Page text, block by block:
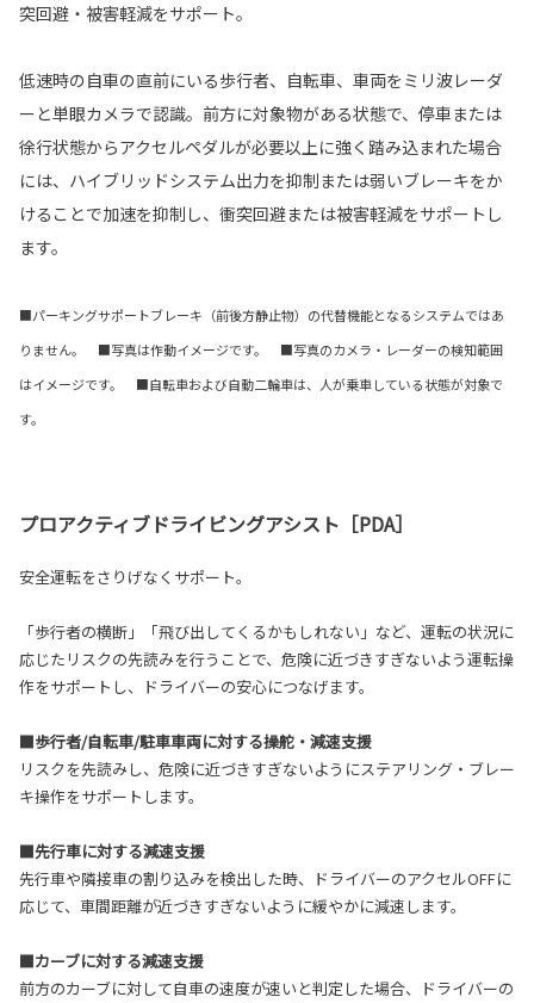
突回避・被害軽減をサポート。
低速時の自車の直前にいる歩行者、自転車、車両をミリ波レーダ
ーと単眼カメラで認識。前方に対象物がある状態で、停車または
徐行状態からアクセルペダルが必要以上に強く踏み込まれた場合
には、ハイブリッドシステム出力を抑制または弱いブレーキをか
けることで加速を抑制し、衝突回避または被害軽減をサポートし
ます。
■パーキングサポートブレーキ（前後方静止物）の代替機能となるシステムではあ
りません。 ■写真は作動イメージです。 ■写真のカメラ・レーダーの検知範囲
はイメージです。 ■自転車および自動二輪車は、人が乗車している状態が対象で
す。
プロアクティブドライビングアシスト［PDA］
安全運転をさりげなくサポート。
「歩行者の横断」「飛び出してくるかもしれない」など、運転の状況に
応じたリスクの先読みを行うことで、危険に近づきすぎないよう運転操
作をサポートし、ドライバーの安心につなげます。
■歩行者/自転車/駐車車両に対する操舵・減速支援
リスクを先読みし、危険に近づきすぎないようにステアリング・ブレー
キ操作をサポートします。
■先行車に対する減速支援
先行車や隣接車の割り込みを検出した時、ドライバーのアクセルOFFに
応じて、車間距離が近づきすぎないように緩やかに減速します。
■カーブに対する減速支援
前方のカーブに対して自車の速度が速いと判定した場合、ドライバーの